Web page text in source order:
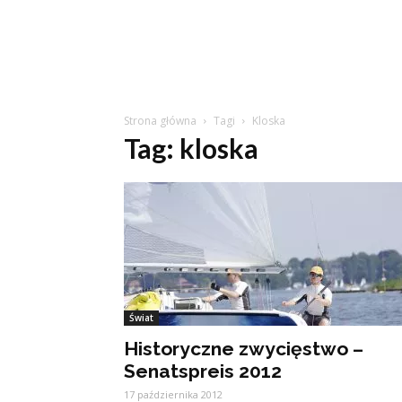
Strona główna Tagi Kloska
Tag: kloska
Świat
Historyczne zwycięstwo –
Senatspreis 2012
17 października 2012